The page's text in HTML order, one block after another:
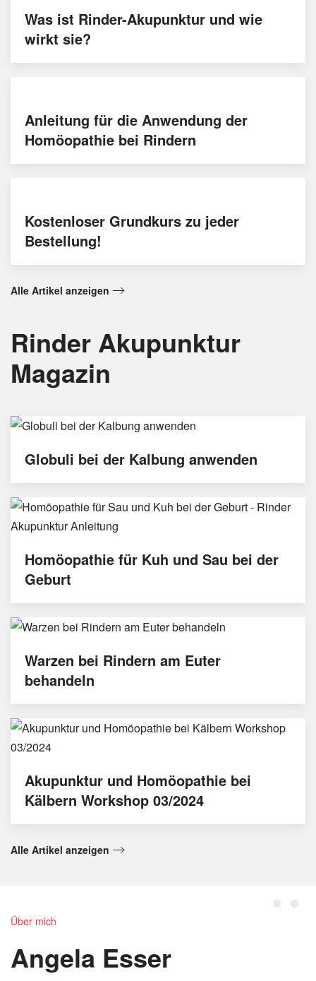
Was ist Rinder-Akupunktur und wie
wirkt sie?
Anleitung für die Anwendung der
Homöopathie bei Rindern
Kostenloser Grundkurs zu jeder
Bestellung!
Alle Artikel anzeigen
Rinder Akupunktur
Magazin
Globuli bei der Kalbung anwenden
Homöopathie für Kuh und Sau bei der
Geburt
Warzen bei Rindern am Euter
behandeln
Akupunktur und Homöopathie bei
Kälbern Workshop 03/2024
Alle Artikel anzeigen
Über mich
Angela Esser